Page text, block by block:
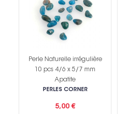
Perle Naturelle irrégulière
10 pcs 4/6 x 5/7 mm
Apatite
PERLES CORNER
5,00 €